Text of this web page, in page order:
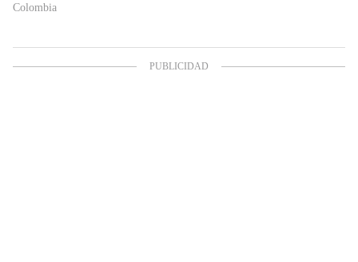
Colombia